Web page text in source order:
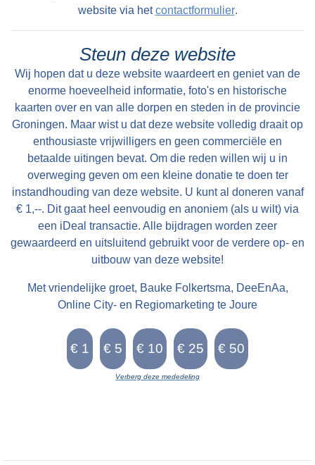
website via hetcontactformulier.
Steun deze website
Wij hopen dat u deze website waardeert en geniet van de
enorme hoeveelheid informatie, foto's en historische
kaarten over en van alle dorpen en steden in de provincie
Groningen. Maar wist u dat deze website volledig draait op
enthousiaste vrijwilligers en geen commerciële en
betaalde uitingen bevat. Om die reden willen wij u in
overweging geven om een kleine donatie te doen ter
instandhouding van deze website. U kunt al doneren vanaf
€ 1,--. Dit gaat heel eenvoudig en anoniem (als u wilt) via
een iDeal transactie. Alle bijdragen worden zeer
gewaardeerd en uitsluitend gebruikt voor de verdere op- en
uitbouw van deze website!
Met vriendelijke groet, Bauke Folkertsma, DeeEnAa,
Online City- en Regiomarketing te Joure
Verberg deze mededeling